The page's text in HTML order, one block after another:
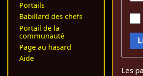
Les
Portails
Babillard des chefs
Portail de la
communauté
Page au hasard
Aide